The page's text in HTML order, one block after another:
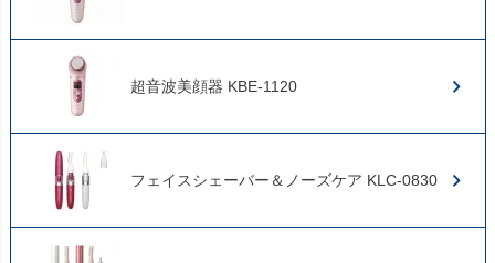
超音波美顔器 KBE-1120
フェイスシェーバー＆ノーズケア KLC-0830